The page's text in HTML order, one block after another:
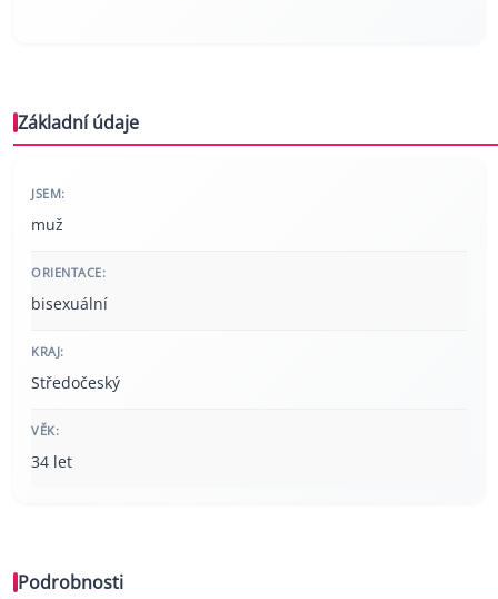
Základní údaje
JSEM:
muž
ORIENTACE:
bisexuální
KRAJ:
Středočeský
VĚK:
34 let
Podrobnosti